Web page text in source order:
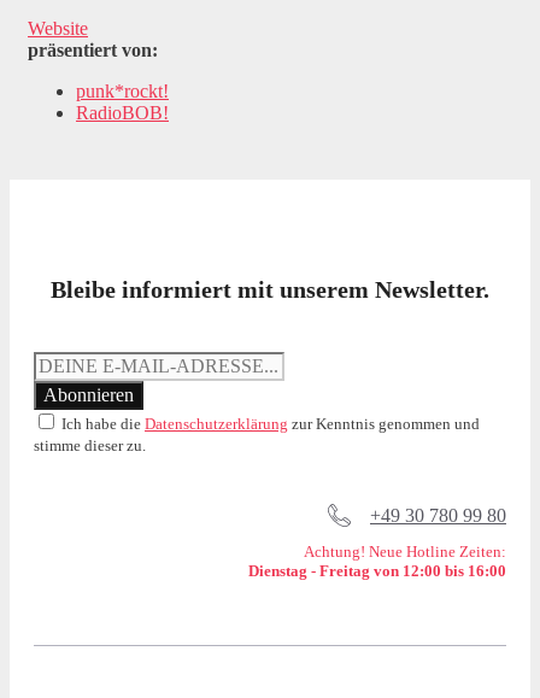
Website
präsentiert von:
punk*rockt!
RadioBOB!
Bleibe informiert mit unserem Newsletter.
Ich habe die Datenschutzerklärung zur Kenntnis genommen und
stimme dieser zu.
+49 30 780 99 80
Achtung! Neue Hotline Zeiten:
Dienstag - Freitag von 12:00 bis 16:00